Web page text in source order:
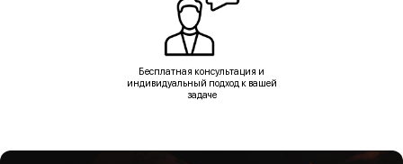
Бесплатная консультация и
индивидуальный подход к вашей
задаче